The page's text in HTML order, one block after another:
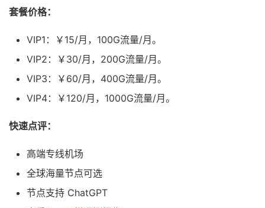
套餐价格：
VIP1：￥15/月，100G流量/月。
VIP2：￥30/月，200G流量/月。
VIP3：￥60/月，400G流量/月。
VIP4：￥120/月，1000G流量/月。
快速点评：
高端专线机场
全球海量节点可选
节点支持 ChatGPT